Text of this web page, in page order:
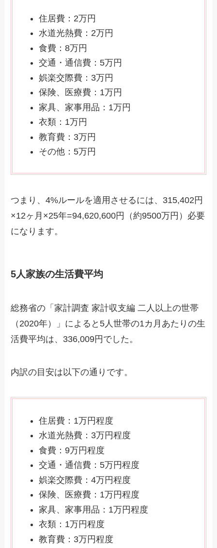
住居費：2万円
水道光熱費：2万円
食費：8万円
交通・通信費：5万円
娯楽交際費：3万円
保険、医療費：1万円
家具、家事用品：1万円
衣類：1万円
教育費：3万円
その他：5万円
つまり、4%ルールを適用させるには、315,402円
×12ヶ月×25年=94,620,600円（約9500万円）必要
になります。
5人家族の生活費平均
総務省の「家計調査 家計収支編 二人以上の世帯
（2020年）」によると5人世帯の1カ月あたりの生
活費平均は、336,009円でした。
内訳の目安は以下の通りです。
住居費：1万円程度
水道光熱費：3万円程度
食費：9万円程度
交通・通信費：5万円程度
娯楽交際費：4万円程度
保険、医療費：1万円程度
家具、家事用品：1万円程度
衣類：1万円程度
教育費：3万円程度